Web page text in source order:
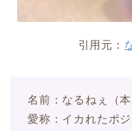
引用元：
名前：なるねぇ（本
愛称：イカれたポ